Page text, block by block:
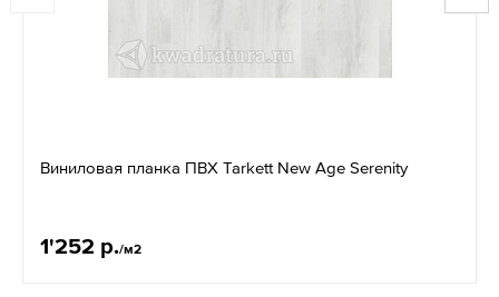
Виниловая планка ПВХ Tarkett New Age Serenity
1'252 р./м2